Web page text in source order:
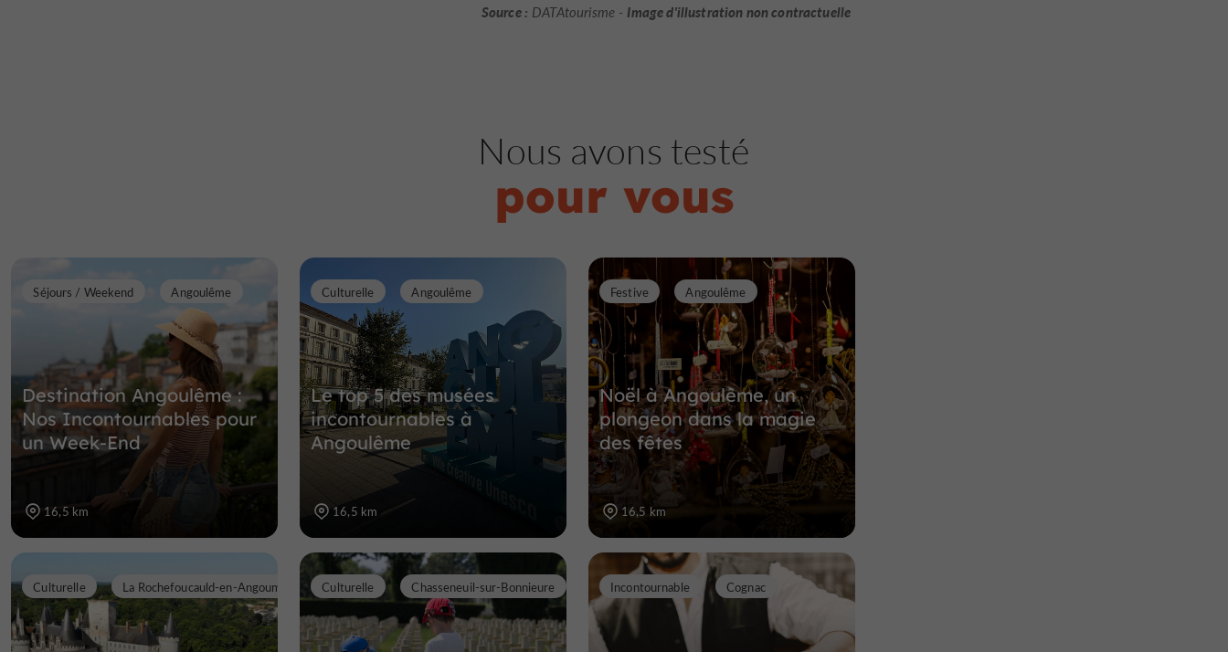
Source : DATAtourisme - Image d'illustration non contractuelle
Nous avons testé
pour vous
Destination Angoulême :
Nos Incontournables pour
un Week-End
Séjours / Weekend Angoulême
16,5 km
Le top 5 des musées
incontournables à
Angoulême
Culturelle Angoulême
16,5 km
Noël à Angoulême, un
plongeon dans la magie
des fêtes
Festive Angoulême
16,5 km
Culturelle La Rochefoucauld-en-Angoumois Culturelle Chasseneuil-sur-Bonnieure Incontournable Cognac